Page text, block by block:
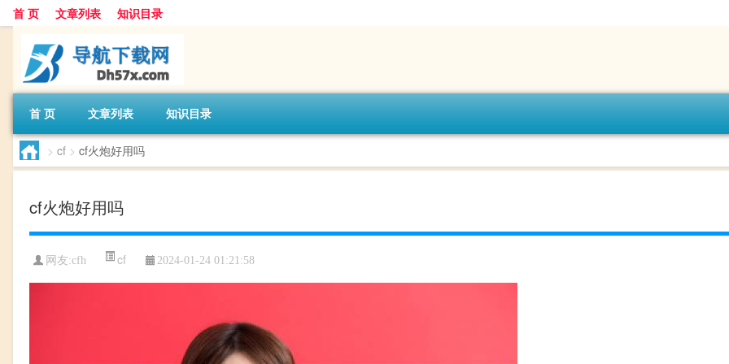
首 页 文章列表 知识目录
首 页 文章列表 知识目录
> cf > cf火炮好用吗
cf火炮好用吗
网友:cfh cf 2024-01-24 01:21:58